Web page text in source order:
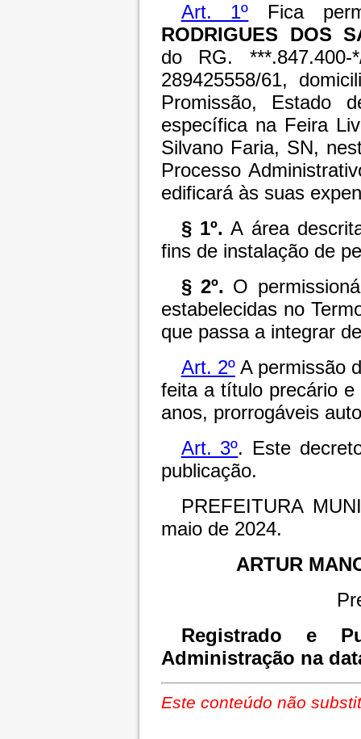
Art. 1º Fica
RODRIGUES DOS
do RG.
289425558/61,
Promissão, Estado
específica na Feira
Silvano Faria, SN,
Processo
edificará às suas
§ 1º. A área
fins de instalação de
§ 2º. O
estabelecidas no
que passa a integrar
Art. 2ºA permissão
feita a título precário
anos, prorrogáveis
Art. 3º. Este
publicação.
PREFEITURA
maio de 2024.
ARTUR
Registrado e
Administração na
Este conteúdo não